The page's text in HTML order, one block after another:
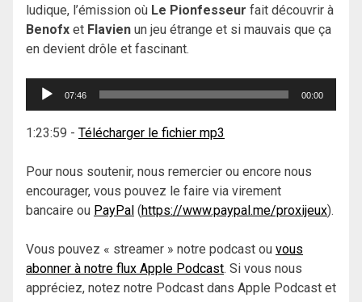
ludique, l’émission où Le Pionfesseur fait découvrir à
Benofx et Flavien un jeu étrange et si mauvais que ça
en devient drôle et fascinant.
Lecteur
07:46 00:00
1:23:59 - Télécharger le fichier mp3
Pour nous soutenir, nous remercier ou encore nous
encourager, vous pouvez le faire via virement
bancaire ou PayPal (https://www.paypal.me/proxijeux).
Vous pouvez « streamer » notre podcast ou vous
abonner à notre flux Apple Podcast. Si vous nous
appréciez, notez notre Podcast dans Apple Podcast et